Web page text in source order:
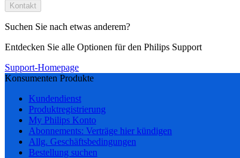
Kontakt
Suchen Sie nach etwas anderem?
Entdecken Sie alle Optionen für den Philips Support
Support-Homepage
Konsumenten Produkte
Kundendienst
Produktregistrierung
My Philips Konto
Abonnements: Verträge hier kündigen
Allg. Geschäftsbedingungen
Bestellung suchen